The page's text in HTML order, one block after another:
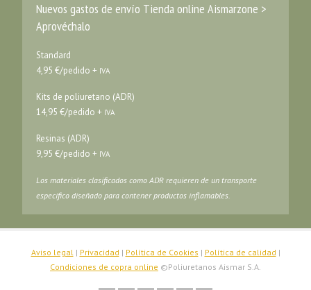
Nuevos gastos de envío Tienda online Aismarzone >
Aprovéchalo
Standard
4,95 €/pedido + IVA
Kits de poliuretano (ADR)
14,95 €/pedido + IVA
Resinas (ADR)
9,95 €/pedido + IVA
Los materiales clasificados como ADR requieren de un transporte
específico diseñado para contener productos inflamables.
Aviso legal| Privacidad | Política de Cookies | Política de calidad |
Condiciones de copra online ©Poliuretanos Aismar S.A.